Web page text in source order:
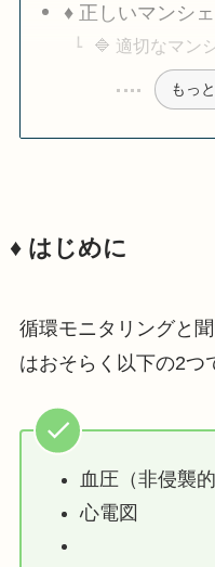
♦️ 正しいマンシ
🔷 適切なマン
もっ
♦️ はじめに
循環モニタリングと
はおそらく以下の2つ
血圧（非侵襲
心電図